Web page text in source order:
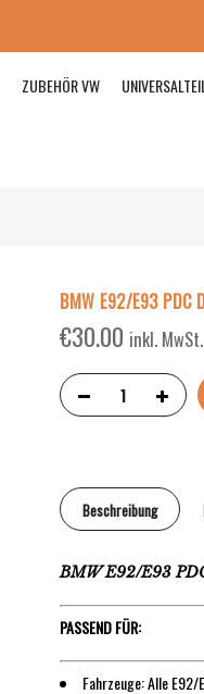
ZUBEHÖR VW
BMW E92/E93 PDC
€30.00 inkl.
Beschreibung
BMW E92/E93
PASSEND FÜR:
Fahrzeuge: Alle E92/